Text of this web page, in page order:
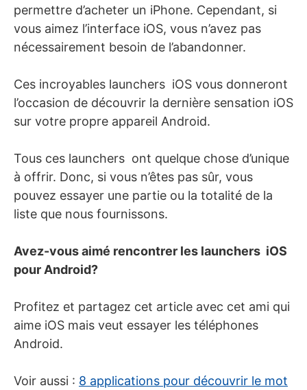
permettre d’acheter un iPhone. Cependant, si
vous aimez l’interface iOS, vous n’avez pas
nécessairement besoin de l’abandonner.
Ces incroyables launchers iOS vous donneront
l’occasion de découvrir la dernière sensation iOS
sur votre propre appareil Android.
Tous ces launchers ont quelque chose d’unique
à offrir. Donc, si vous n’êtes pas sûr, vous
pouvez essayer une partie ou la totalité de la
liste que nous fournissons.
Avez-vous aimé rencontrer les launchers iOS
pour Android?
Profitez et partagez cet article avec cet ami qui
aime iOS mais veut essayer les téléphones
Android.
Voir aussi : 8 applications pour découvrir le mot